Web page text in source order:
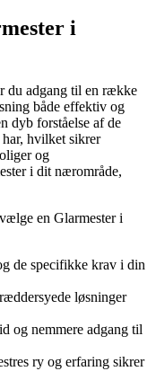
i
du adgang til en række
både effektiv og
dyb forståelse af de
hvilket sikrer
og
i dit nærområde,
en Glarmester i
de specifikke krav i din
løsninger
og nemmere adgang til
ry og erfaring sikrer